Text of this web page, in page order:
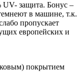
защита. Бонус –
в машине, т.к.
пропускает
европейских и
покрытием